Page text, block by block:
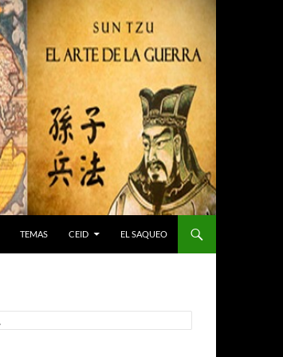
TEMAS CEID EL SAQUEO